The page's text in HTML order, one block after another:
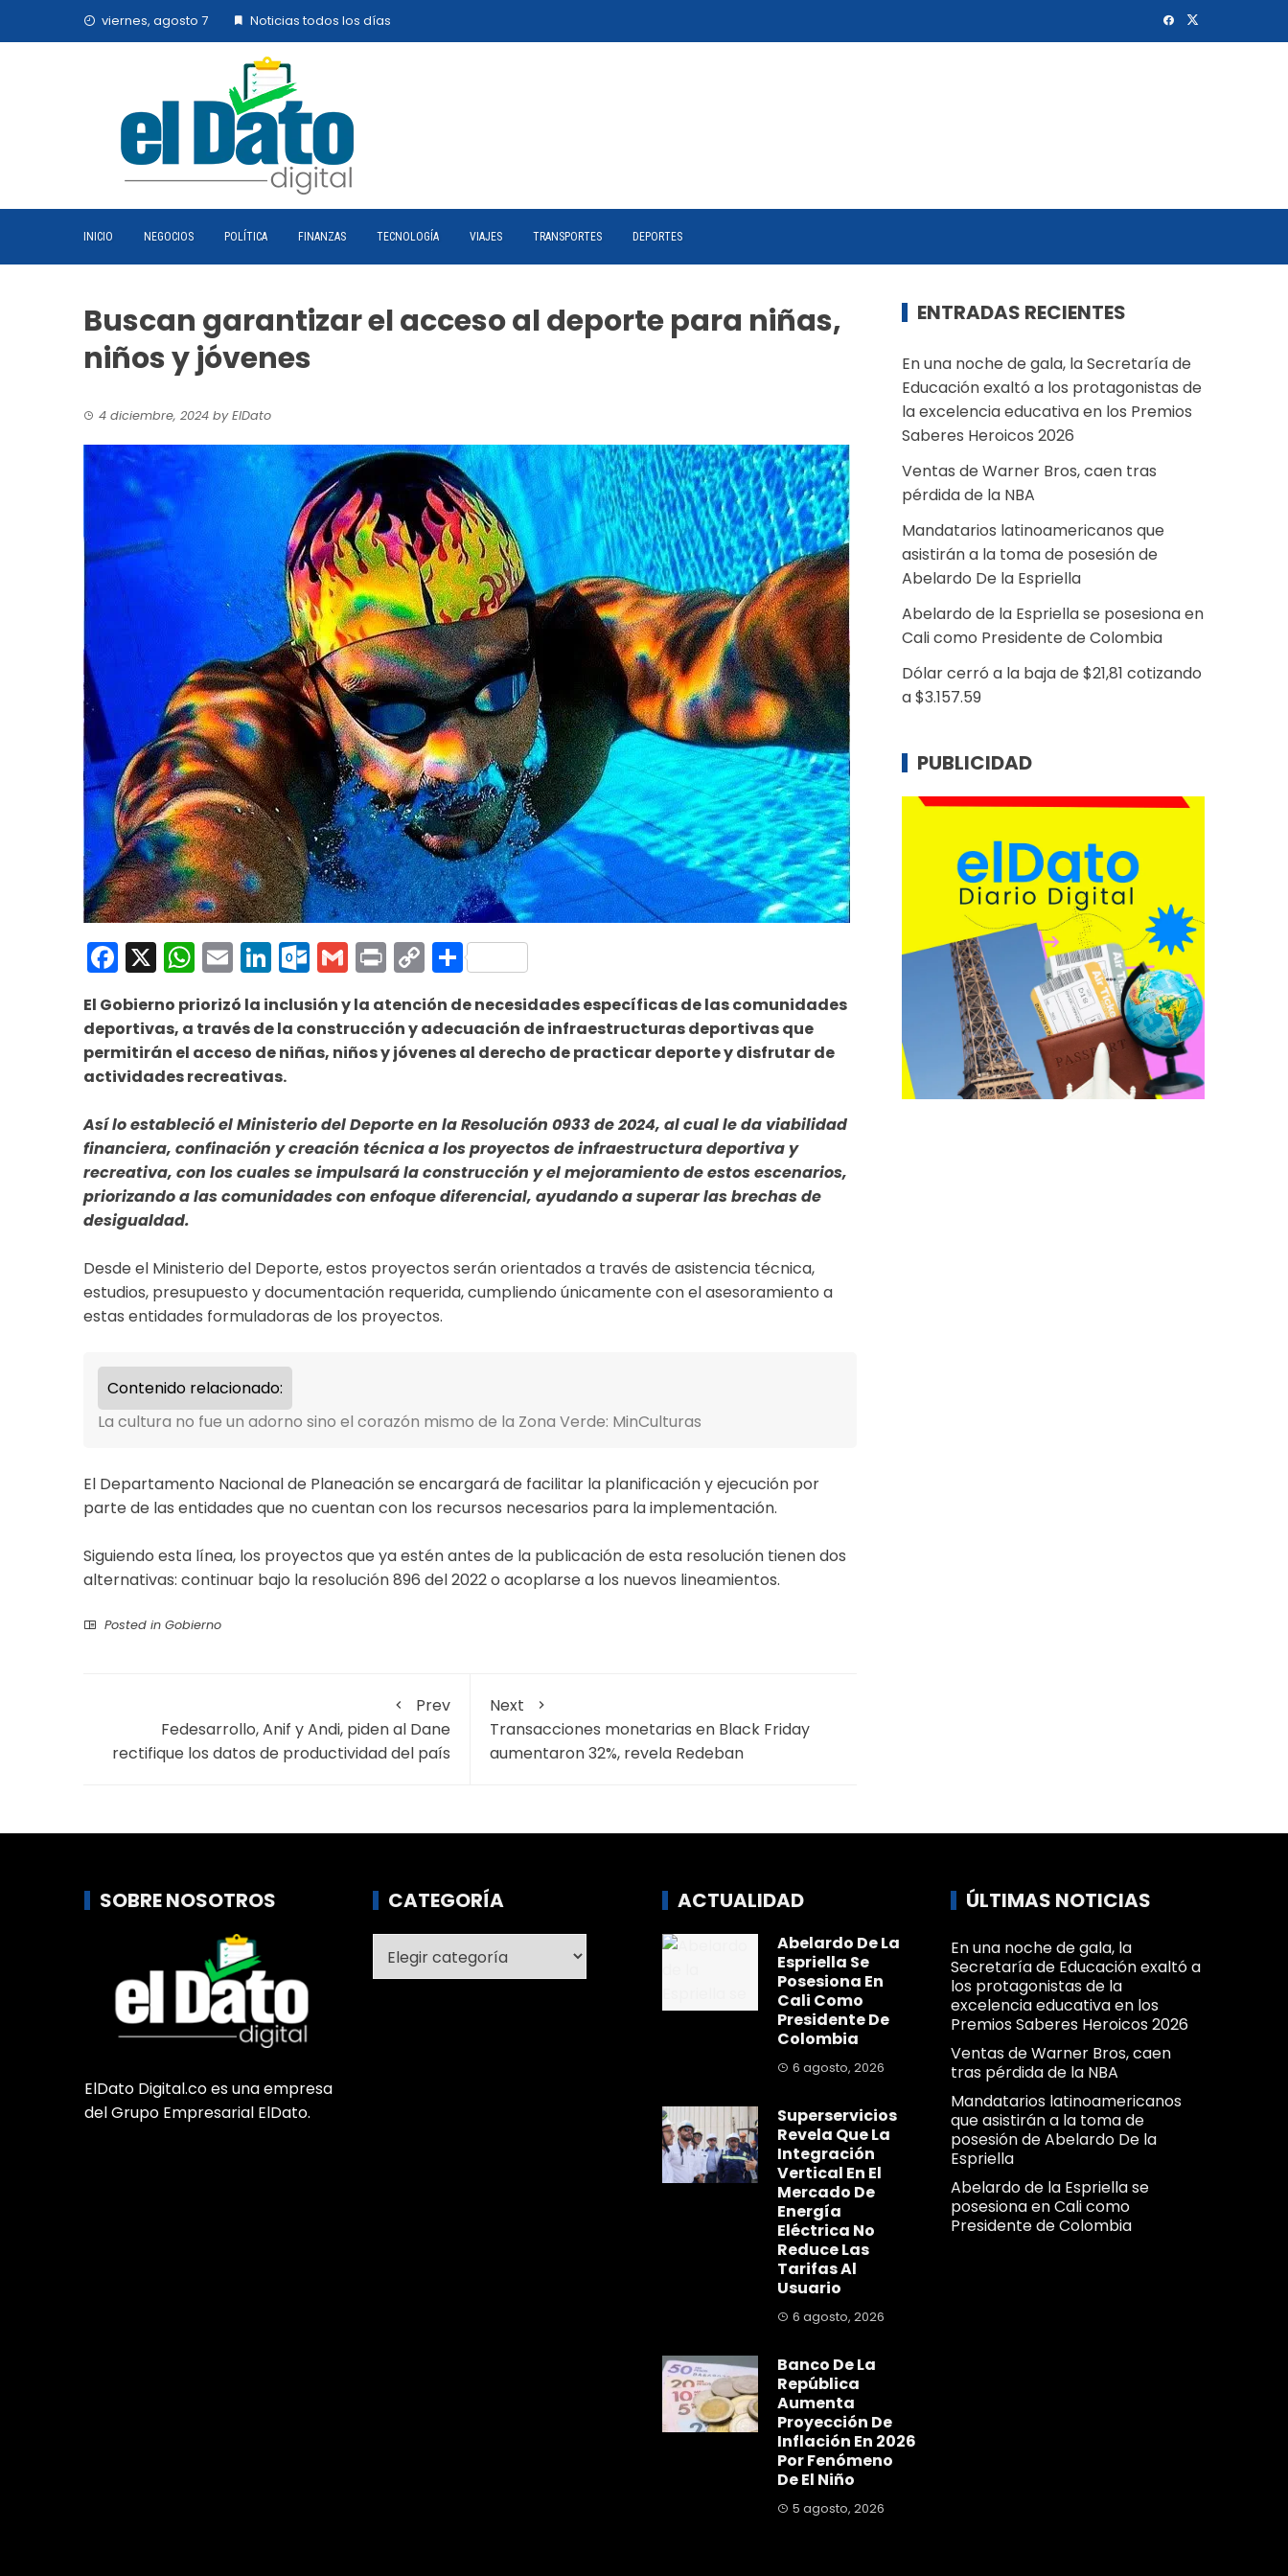
viernes, agosto 7 Noticias todos los días
INICIO NEGOCIOS POLÍTICA FINANZAS TECNOLOGÍA VIAJES TRANSPORTES DEPORTES
Buscan garantizar el acceso al deporte para niñas,
niños y jóvenes
4 diciembre, 2024 byElDato
Facebook
X WhatsApp
EmailLinkedIn
Outlook.com
Gmail
PrintCopy
Link
Compartir
El Gobierno priorizó la inclusión y la atención de necesidades específicas de las comunidades
deportivas, a través de la construcción y adecuación de infraestructuras deportivas que
permitirán el acceso de niñas, niños y jóvenes al derecho de practicar deporte y disfrutar de
actividades recreativas.
Así lo estableció el Ministerio del Deporte en la Resolución 0933 de 2024, al cual le da viabilidad
financiera, confinación y creación técnica a los proyectos de infraestructura deportiva y
recreativa, con los cuales se impulsará la construcción y el mejoramiento de estos escenarios,
priorizando a las comunidades con enfoque diferencial, ayudando a superar las brechas de
desigualdad.
Desde el Ministerio del Deporte, estos proyectos serán orientados a través de asistencia técnica,
estudios, presupuesto y documentación requerida, cumpliendo únicamente con el asesoramiento a
estas entidades formuladoras de los proyectos.
Contenido relacionado:
La cultura no fue un adorno sino el corazón mismo de la Zona Verde: MinCulturas
El Departamento Nacional de Planeación se encargará de facilitar la planificación y ejecución por
parte de las entidades que no cuentan con los recursos necesarios para la implementación.
Siguiendo esta línea, los proyectos que ya estén antes de la publicación de esta resolución tienen dos
alternativas: continuar bajo la resolución 896 del 2022 o acoplarse a los nuevos lineamientos.
Posted in Gobierno
Prev
Fedesarrollo, Anif y Andi, piden al Dane
rectifique los datos de productividad del país
Next
Transacciones monetarias en Black Friday
aumentaron 32%, revela Redeban
ENTRADAS RECIENTES
En una noche de gala, la Secretaría de
Educación exaltó a los protagonistas de
la excelencia educativa en los Premios
Saberes Heroicos 2026
Ventas de Warner Bros, caen tras
pérdida de la NBA
Mandatarios latinoamericanos que
asistirán a la toma de posesión de
Abelardo De la Espriella
Abelardo de la Espriella se posesiona en
Cali como Presidente de Colombia
Dólar cerró a la baja de $21,81 cotizando
a $3.157.59
PUBLICIDAD
SOBRE NOSOTROS
ElDato Digital.co es una empresa
del Grupo Empresarial ElDato.
CATEGORÍA ACTUALIDAD
Abelardo De La
Espriella Se
Posesiona En
Cali Como
Presidente De
Colombia
6 agosto, 2026
Superservicios
Revela Que La
Integración
Vertical En El
Mercado De
Energía
Eléctrica No
Reduce Las
Tarifas Al
Usuario
6 agosto, 2026
Banco De La
República
Aumenta
Proyección De
Inflación En 2026
Por Fenómeno
De El Niño
5 agosto, 2026
ÚLTIMAS NOTICIAS
En una noche de gala, la
Secretaría de Educación exaltó a
los protagonistas de la
excelencia educativa en los
Premios Saberes Heroicos 2026
Ventas de Warner Bros, caen
tras pérdida de la NBA
Mandatarios latinoamericanos
que asistirán a la toma de
posesión de Abelardo De la
Espriella
Abelardo de la Espriella se
posesiona en Cali como
Presidente de Colombia